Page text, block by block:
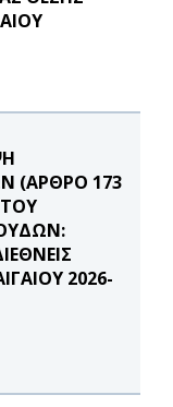
(ΑΡΘΡΟ 173
ΤΟΥ
2026-